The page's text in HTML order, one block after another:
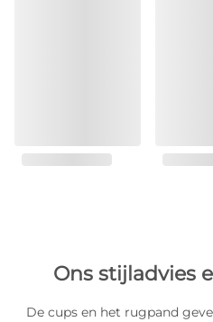
Ons stijladvies
De cups en het rugpand